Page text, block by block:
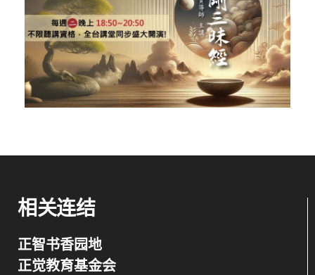
相关连结
正智书香园地
正觉教育基金会